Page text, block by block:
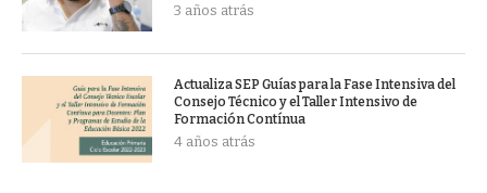
3 años atrás
Actualiza SEP Guías para la Fase Intensiva del
Consejo Técnico y el Taller Intensivo de
Formación Contínua
4 años atrás